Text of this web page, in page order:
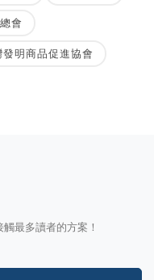
會
發明商品促進協會
最多讀者的方案！